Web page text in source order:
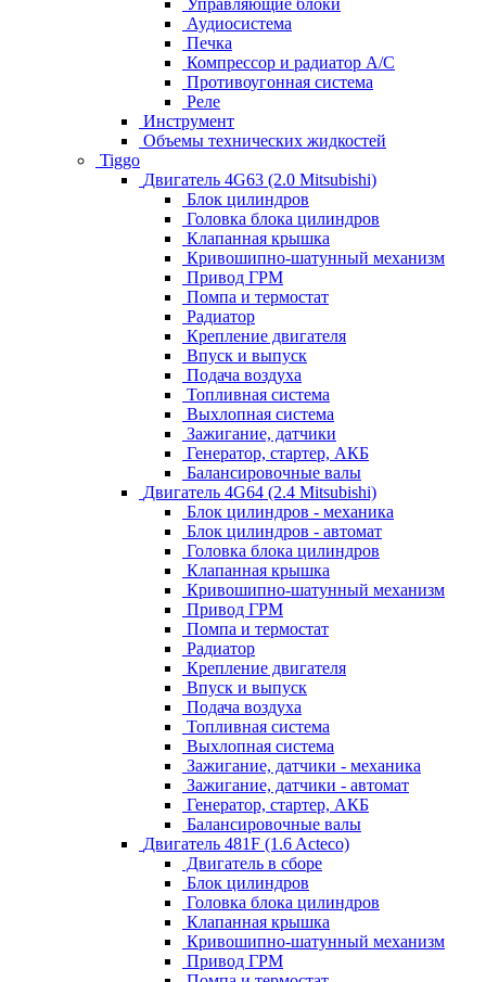
Управляющие блоки
Аудиосистема
Печка
Компрессор и радиатор А/C
Противоугонная система
Реле
Инструмент
Объемы технических жидкостей
Tiggo
Двигатель 4G63 (2.0 Mitsubishi)
Блок цилиндров
Головка блока цилиндров
Клапанная крышка
Кривошипно-шатунный механизм
Привод ГРМ
Помпа и термостат
Радиатор
Крепление двигателя
Впуск и выпуск
Подача воздуха
Топливная система
Выхлопная система
Зажигание, датчики
Генератор, стартер, АКБ
Балансировочные валы
Двигатель 4G64 (2.4 Mitsubishi)
Блок цилиндров - механика
Блок цилиндров - автомат
Головка блока цилиндров
Клапанная крышка
Кривошипно-шатунный механизм
Привод ГРМ
Помпа и термостат
Радиатор
Крепление двигателя
Впуск и выпуск
Подача воздуха
Топливная система
Выхлопная система
Зажигание, датчики - механика
Зажигание, датчики - автомат
Генератор, стартер, АКБ
Балансировочные валы
Двигатель 481F (1.6 Acteco)
Двигатель в сборе
Блок цилиндров
Головка блока цилиндров
Клапанная крышка
Кривошипно-шатунный механизм
Привод ГРМ